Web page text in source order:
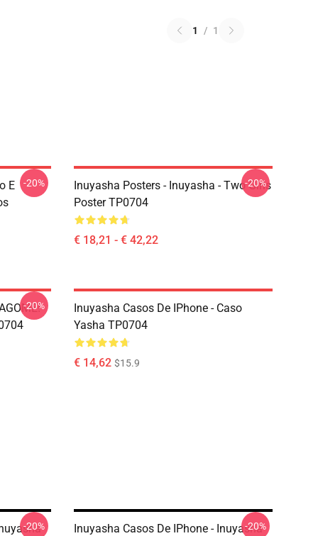
1 / 1
E
-20%
Inuyasha Posters - Inuyasha - Two Girls
Poster TP0704
€ 18,21 - € 42,22
-20%
-20%
Inuyasha Casos De IPhone - Caso
Yasha TP0704
€ 14,62 $15.9
-20%
Inuyasha Casos De IPhone - Inuyasha
-20%